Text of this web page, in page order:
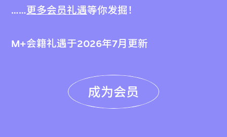
……更多会员礼遇等你发掘！
M+会籍礼遇于2026年7月更新
成为会员